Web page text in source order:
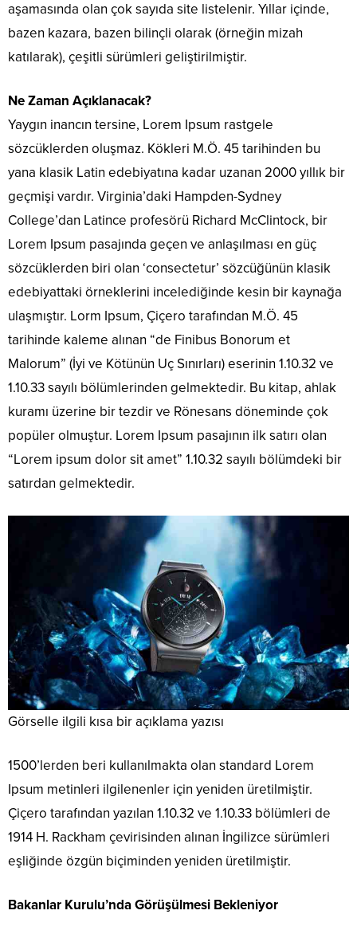
aşamasında olan çok sayıda site listelenir. Yıllar içinde,
bazen kazara, bazen bilinçli olarak (örneğin mizah
katılarak), çeşitli sürümleri geliştirilmiştir.
Ne Zaman Açıklanacak?
Yaygın inancın tersine, Lorem Ipsum rastgele
sözcüklerden oluşmaz. Kökleri M.Ö. 45 tarihinden bu
yana klasik Latin edebiyatına kadar uzanan 2000 yıllık bir
geçmişi vardır. Virginia’daki Hampden-Sydney
College’dan Latince profesörü Richard McClintock, bir
Lorem Ipsum pasajında geçen ve anlaşılması en güç
sözcüklerden biri olan ‘consectetur’ sözcüğünün klasik
edebiyattaki örneklerini incelediğinde kesin bir kaynağa
ulaşmıştır. Lorm Ipsum, Çiçero tarafından M.Ö. 45
tarihinde kaleme alınan “de Finibus Bonorum et
Malorum” (İyi ve Kötünün Uç Sınırları) eserinin 1.10.32 ve
1.10.33 sayılı bölümlerinden gelmektedir. Bu kitap, ahlak
kuramı üzerine bir tezdir ve Rönesans döneminde çok
popüler olmuştur. Lorem Ipsum pasajının ilk satırı olan
“Lorem ipsum dolor sit amet” 1.10.32 sayılı bölümdeki bir
satırdan gelmektedir.
Görselle ilgili kısa bir açıklama yazısı
1500’lerden beri kullanılmakta olan standard Lorem
Ipsum metinleri ilgilenenler için yeniden üretilmiştir.
Çiçero tarafından yazılan 1.10.32 ve 1.10.33 bölümleri de
1914 H. Rackham çevirisinden alınan İngilizce sürümleri
eşliğinde özgün biçiminden yeniden üretilmiştir.
Bakanlar Kurulu’nda Görüşülmesi Bekleniyor